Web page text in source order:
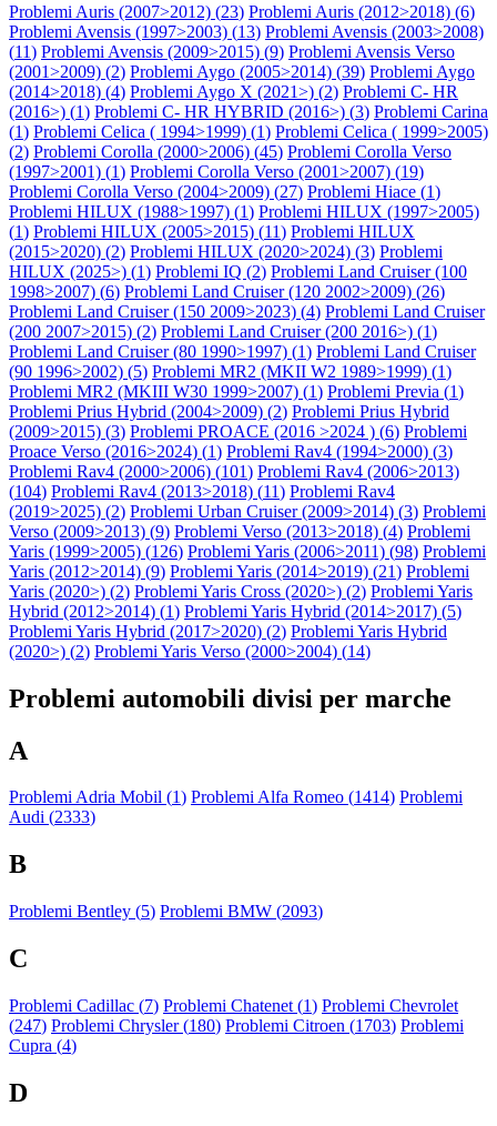
Problemi Auris (2007>2012) (23) Problemi Auris (2012>2018) (6)
Problemi Avensis (1997>2003) (13) Problemi Avensis (2003>2008)
(11) Problemi Avensis (2009>2015) (9) Problemi Avensis Verso
(2001>2009) (2) Problemi Aygo (2005>2014) (39) Problemi Aygo
(2014>2018) (4) Problemi Aygo X (2021>) (2) Problemi C- HR
(2016>) (1) Problemi C- HR HYBRID (2016>) (3) Problemi Carina
(1) Problemi Celica ( 1994>1999) (1) Problemi Celica ( 1999>2005)
(2) Problemi Corolla (2000>2006) (45) Problemi Corolla Verso
(1997>2001) (1) Problemi Corolla Verso (2001>2007) (19)
Problemi Corolla Verso (2004>2009) (27) Problemi Hiace (1)
Problemi HILUX (1988>1997) (1) Problemi HILUX (1997>2005)
(1) Problemi HILUX (2005>2015) (11) Problemi HILUX
(2015>2020) (2) Problemi HILUX (2020>2024) (3) Problemi
HILUX (2025>) (1) Problemi IQ (2) Problemi Land Cruiser (100
1998>2007) (6) Problemi Land Cruiser (120 2002>2009) (26)
Problemi Land Cruiser (150 2009>2023) (4) Problemi Land Cruiser
(200 2007>2015) (2) Problemi Land Cruiser (200 2016>) (1)
Problemi Land Cruiser (80 1990>1997) (1) Problemi Land Cruiser
(90 1996>2002) (5) Problemi MR2 (MKII W2 1989>1999) (1)
Problemi MR2 (MKIII W30 1999>2007) (1) Problemi Previa (1)
Problemi Prius Hybrid (2004>2009) (2) Problemi Prius Hybrid
(2009>2015) (3) Problemi PROACE (2016 >2024 ) (6) Problemi
Proace Verso (2016>2024) (1) Problemi Rav4 (1994>2000) (3)
Problemi Rav4 (2000>2006) (101) Problemi Rav4 (2006>2013)
(104) Problemi Rav4 (2013>2018) (11) Problemi Rav4
(2019>2025) (2) Problemi Urban Cruiser (2009>2014) (3) Problemi
Verso (2009>2013) (9) Problemi Verso (2013>2018) (4) Problemi
Yaris (1999>2005) (126) Problemi Yaris (2006>2011) (98) Problemi
Yaris (2012>2014) (9) Problemi Yaris (2014>2019) (21) Problemi
Yaris (2020>) (2) Problemi Yaris Cross (2020>) (2) Problemi Yaris
Hybrid (2012>2014) (1) Problemi Yaris Hybrid (2014>2017) (5)
Problemi Yaris Hybrid (2017>2020) (2) Problemi Yaris Hybrid
(2020>) (2) Problemi Yaris Verso (2000>2004) (14)
Problemi automobili divisi per marche
A
Problemi Adria Mobil (1) Problemi Alfa Romeo (1414) Problemi
Audi (2333)
B
Problemi Bentley (5) Problemi BMW (2093)
C
Problemi Cadillac (7) Problemi Chatenet (1) Problemi Chevrolet
(247) Problemi Chrysler (180) Problemi Citroen (1703) Problemi
Cupra (4)
D